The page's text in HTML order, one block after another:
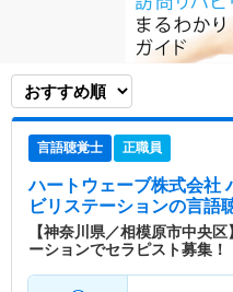
言語聴覚士 正職員
ハートウェーブ株式会社
ビリステーションの言語
【神奈川県／相模原市中央
ーションでセラピスト募集！